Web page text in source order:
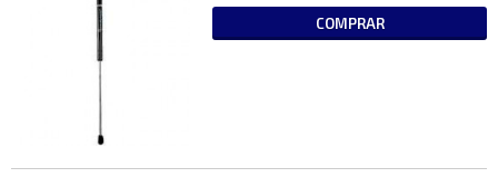
COMPRAR